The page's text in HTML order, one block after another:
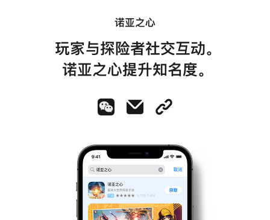
诺亚之心
玩家与探险者社交互动。
诺亚之心提升知名度。